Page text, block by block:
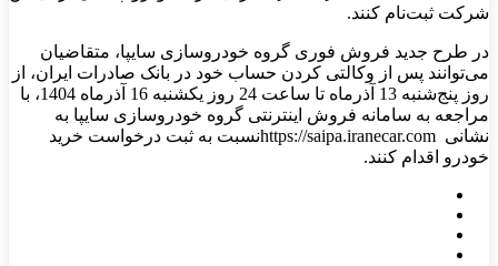
شرکت ثبت‌نام کنند.
در طرح جدید فروش فوری گروه خودروسازی سایپا، متقاضیان
می‌توانند پس از وکالتی کردن حساب خود در بانک صادرات ایران، از
روز پنج‌شنبه 13 آذرماه تا ساعت 24 روز یکشنبه 16 آذرماه 1404، با
مراجعه به سامانه فروش اینترنتی گروه خودروسازی سایپا به
نشانی https://saipa.iranecar.comنسبت به ثبت درخواست خرید
خودرو اقدام کنند.​